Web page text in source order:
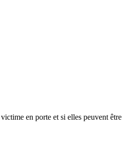
en porte et si elles peuvent être